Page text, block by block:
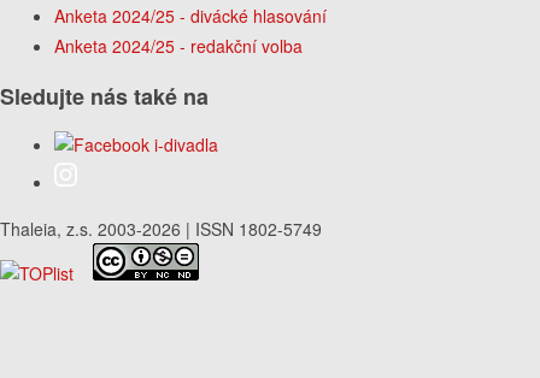
Anketa 2024/25 - divácké hlasování
Anketa 2024/25 - redakční volba
Sledujte nás také na
Thaleia, z.s. 2003-2026 | ISSN 1802-5749